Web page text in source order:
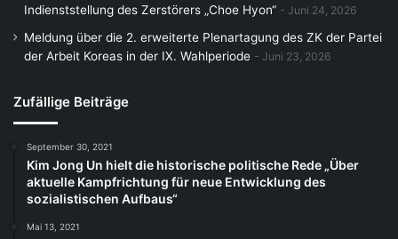
Indienststellung des Zerstörers „Choe Hyon“
Juni 24, 2026
Meldung über die 2. erweiterte Plenartagung des ZK der Partei
der Arbeit Koreas in der IX. Wahlperiode
Juni 23, 2026
Zufällige Beiträge
September 30, 2021
Kim Jong Un hielt die historische politische Rede „Über
aktuelle Kampfrichtung für neue Entwicklung des
sozialistischen Aufbaus“
Mai 13, 2021